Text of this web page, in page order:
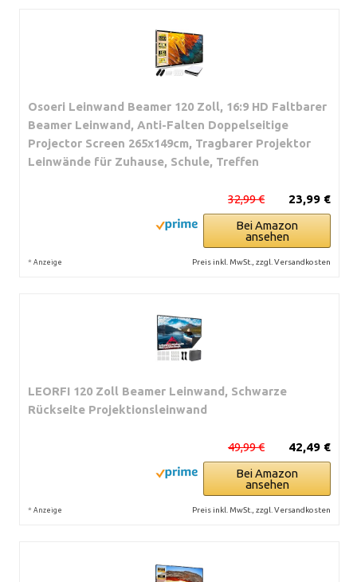
Osoeri Leinwand Beamer 120 Zoll, 16:9 HD Faltbarer
Beamer Leinwand, Anti-Falten Doppelseitige
Projector Screen 265x149cm, Tragbarer Projektor
Leinwände für Zuhause, Schule, Treffen
23,99 €
32,99 €
Bei Amazon
ansehen
* Anzeige Preis inkl. MwSt., zzgl. Versandkosten
LEORFI 120 Zoll Beamer Leinwand, Schwarze
Rückseite Projektionsleinwand
42,49 €
49,99 €
Bei Amazon
ansehen
* Anzeige Preis inkl. MwSt., zzgl. Versandkosten